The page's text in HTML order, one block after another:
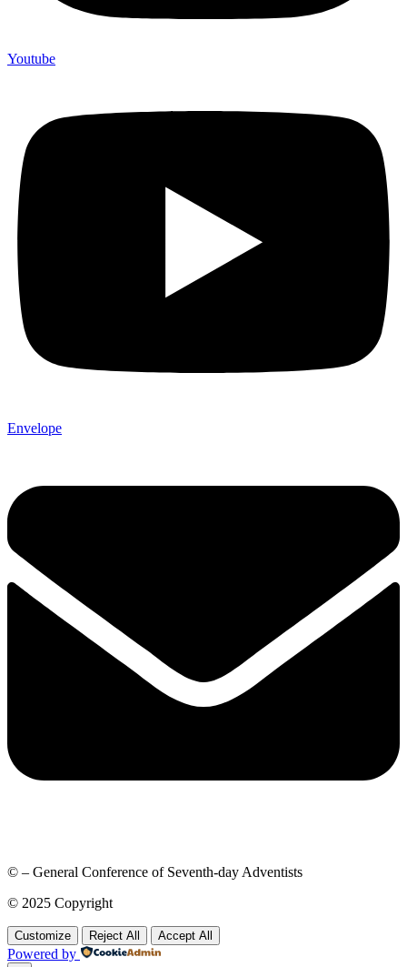
Youtube
Envelope
© – General Conference of Seventh-day Adventists
© 2025 Copyright
Customize Reject All Accept All
Powered by